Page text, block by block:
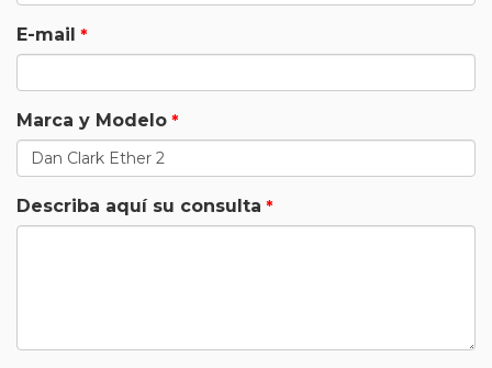
E-mail
Marca y Modelo
Describa aquí su consulta